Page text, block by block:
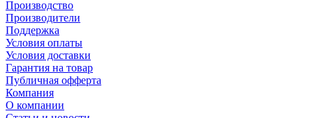
Производство
Производители
Поддержка
Условия оплаты
Условия доставки
Гарантия на товар
Публичная офферта
Компания
О компании